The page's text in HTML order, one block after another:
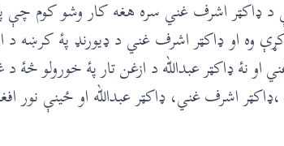
وه او ډاکټر اشرف غني د ډيورنډ پۀ کرښه د
او نۀ ډاکټر عبدالله د ازغن تار پۀ
،ډاکټر اشرف غني، ډاکټر عبدالله او ځينې